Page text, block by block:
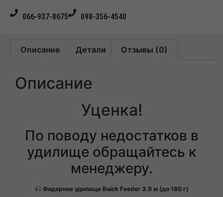
066-937-8675 098-356-4540
Описание Детали Отзывы (0)
Описание
Уценка!
По поводу недостатков в
удилище обращайтесь к
менеджеру.
Фидерное удилище Buick Feeder 3.9 м (до 180 г)